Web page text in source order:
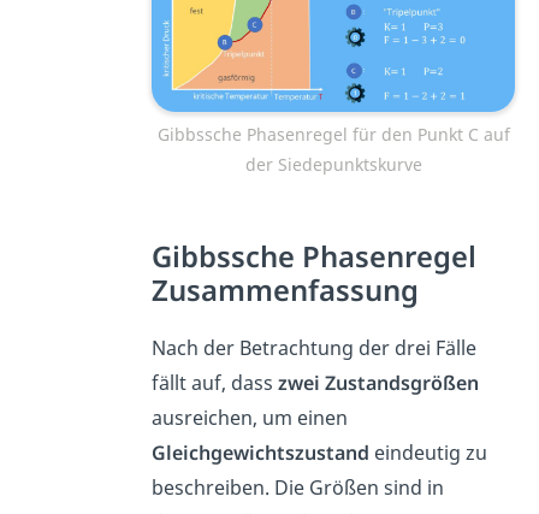
Gibbssche Phasenregel für den Punkt C auf
der Siedepunktskurve
Gibbssche Phasenregel
Zusammenfassung
Nach der Betrachtung der drei Fälle
fällt auf, dasszwei Zustandsgrößen
ausreichen, um einen
Gleichgewichtszustand eindeutig zu
beschreiben. Die Größen sind in